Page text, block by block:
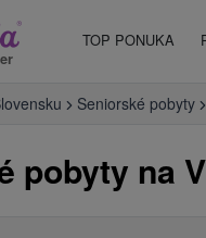
TOP PONUKA
Seniorské pobyty
pobyty na